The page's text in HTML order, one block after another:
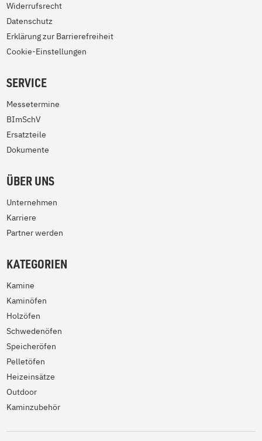
Widerrufsrecht
Datenschutz
Erklärung zur Barrierefreiheit
Cookie-Einstellungen
SERVICE
Messetermine
BImSchV
Ersatzteile
Dokumente
ÜBER UNS
Unternehmen
Karriere
Partner werden
KATEGORIEN
Kamine
Kaminöfen
Holzöfen
Schwedenöfen
Speicheröfen
Pelletöfen
Heizeinsätze
Outdoor
Kaminzubehör